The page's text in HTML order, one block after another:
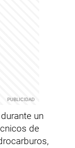
un
de